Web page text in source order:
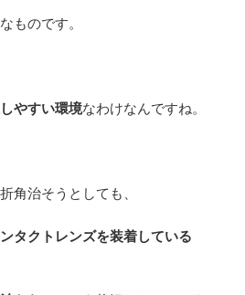
ものです。
やすい環境なわけなんですね。
角治そうとしても、
タクトレンズを装着している